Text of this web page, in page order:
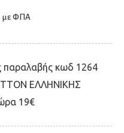
με ΦΠΑ
παραλαβής κωδ 1264
ΕΛΛΗΝΙΚΗΣ
19€